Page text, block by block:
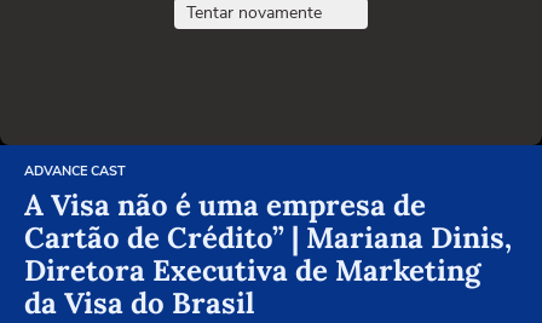
Tentar novamente
ADVANCE CAST
A Visa não é uma empresa de
Cartão de Crédito” | Mariana Dinis,
Diretora Executiva de Marketing
da Visa do Brasil